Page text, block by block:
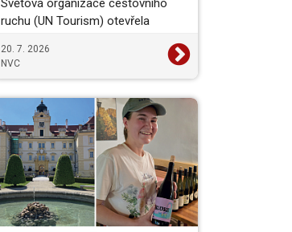
Světová organizace cestovního
ruchu (UN Tourism) otevřela
Tourism Innovation Challenge,…
20. 7. 2026
NVC